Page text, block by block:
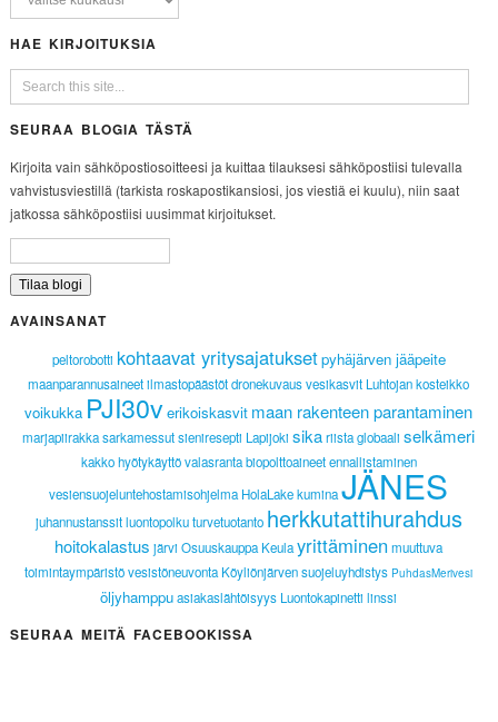
HAE KIRJOITUKSIA
SEURAA BLOGIA TÄSTÄ
Kirjoita vain sähköpostiosoitteesi ja kuittaa tilauksesi sähköpostiisi tulevalla
vahvistusviestillä (tarkista roskapostikansiosi, jos viestiä ei kuulu), niin saat
jatkossa sähköpostiisi uusimmat kirjoitukset.
AVAINSANAT
peltorobotti kohtaavat yritysajatuksetpyhäjärven jääpeite
maanparannusaineet ilmastopäästöt dronekuvaus vesikasvit Luhtojan kosteikko
voikukka PJI30verikoiskasvit maan rakenteen parantaminen
marjapiirakkasarkamessut sieniresepti Lapijoki sika riistaglobaali selkämeri
kakkohyötykäyttövalasrantabiopolttoaineetennallistaminen
vesiensuojeluntehostamisohjelma HolaLake kuminaJÄNES
juhannustanssitluontopolkuturvetuotanto herkkutattihurahdus
hoitokalastus järvi Osuuskauppa Keulayrittäminen muuttuva
toimintaympäristö vesistöneuvonta Köyliönjärven suojeluyhdistys PuhdasMerivesi
öljyhamppu asiakaslähtöisyys Luontokapinetti linssi
SEURAA MEITÄ FACEBOOKISSA